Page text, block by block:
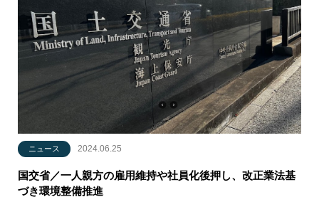
ニュース 2024.06.25
国交省／一人親方の雇用維持や社員化後押し、改正業法基
づき環境整備推進